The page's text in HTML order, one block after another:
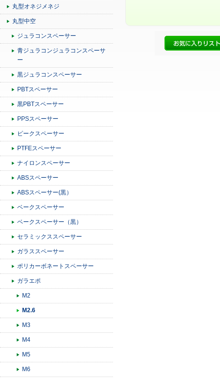
丸型オネジメネジ
丸型中空
ジュラコンスペーサー
青ジュラコンジュラコンスペーサ
ー
黒ジュラコンスペーサー
PBTスペーサー
黒PBTスペーサー
PPSスペーサー
ピークスペーサー
PTFEスペーサー
ナイロンスペーサー
ABSスペーサー
ABSスペーサー(黒）
ベークスペーサー
ベークスペーサー（黒）
セラミックススペーサー
ガラススペーサー
ポリカーボネートスペーサー
ガラエポ
M2
M2.6
M3
M4
M5
M6